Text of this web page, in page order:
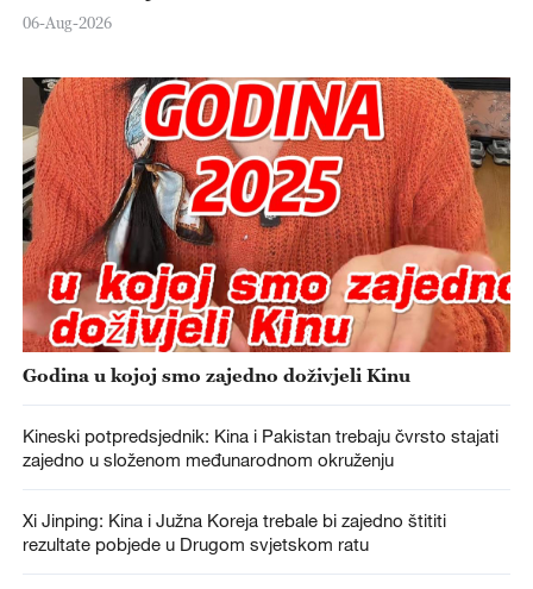
06-Aug-2026
Godina u kojoj smo zajedno doživjeli Kinu
Kineski potpredsjednik: Kina i Pakistan trebaju čvrsto stajati
zajedno u složenom međunarodnom okruženju
Xi Jinping: Kina i Južna Koreja trebale bi zajedno štititi
rezultate pobjede u Drugom svjetskom ratu